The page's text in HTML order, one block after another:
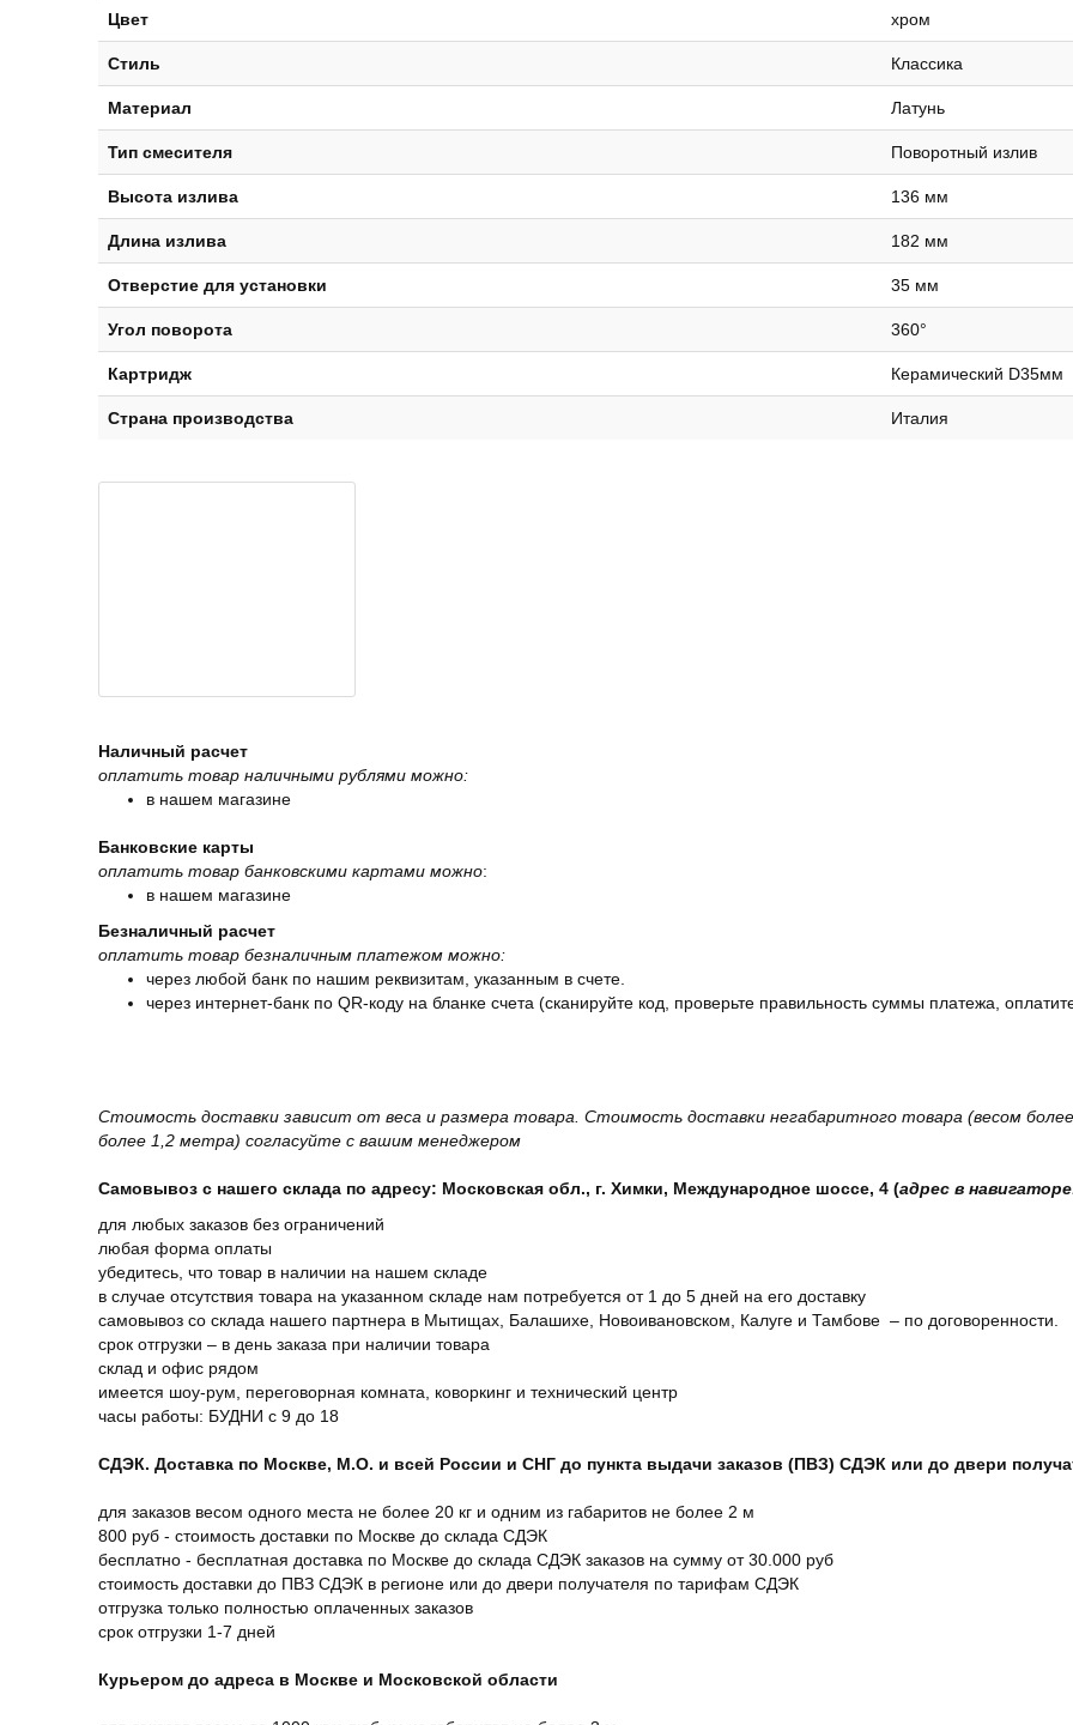
Цвет хром
Стиль Классика
Материал Латунь
Тип смесителя Поворотный излив
Высота излива 136 мм
Длина излива 182 мм
Отверстие для установки 35 мм
Угол поворота 360°
Картридж Керамический D35мм
Страна производства Италия
Наличный расчет
оплатить товар наличными рублями можно:
в нашем магазине
Банковские карты
оплатить товар банковскими картами можно:
в нашем магазине
Безналичный расчет
оплатить товар безналичным платежом можно:
через любой банк по нашим реквизитам, указанным в счете.
через интернет-банк по QR-коду на бланке счета (сканируйте код, проверьте правильность суммы платежа,
Стоимость доставки зависит от веса и размера товара. Стоимость доставки негабаритного товара (весом
более 1,2 метра) согласуйте с вашим менеджером
Самовывоз с нашего склада по адресу: Московская обл., г. Химки, Международное шоссе, 4 (адрес в
для любых заказов без ограничений
любая форма оплаты
убедитесь, что товар в наличии на нашем складе
в случае отсутствия товара на указанном складе нам потребуется от 1 до 5 дней на его доставку
самовывоз со склада нашего партнера в Мытищах, Балашихе, Новоивановском, Калуге и Тамбове – по договоренности.
срок отгрузки – в день заказа при наличии товара
склад и офис рядом
имеется шоу-рум, переговорная комната, коворкинг и технический центр
часы работы: БУДНИ с 9 до 18
СДЭК. Доставка по Москве, М.О. и всей России и СНГ до пункта выдачи заказов (ПВЗ) СДЭК или до двери
для заказов весом одного места не более 20 кг и одним из габаритов не более 2 м
800 руб - стоимость доставки по Москве до склада СДЭК
бесплатно - бесплатная доставка по Москве до склада СДЭК заказов на сумму от 30.000 руб
стоимость доставки до ПВЗ СДЭК в регионе или до двери получателя по тарифам СДЭК
отгрузка только полностью оплаченных заказов
срок отгрузки 1-7 дней
Курьером до адреса в Москве и Московской области